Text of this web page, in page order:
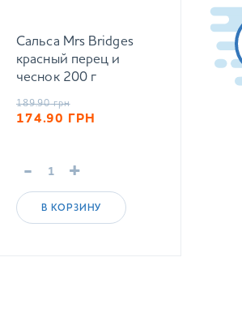
Сальса Mrs Bridges
красный перец и
чеснок 200 г
189.90 грн
174.90 ГРН
- +
В КОРЗИНУ